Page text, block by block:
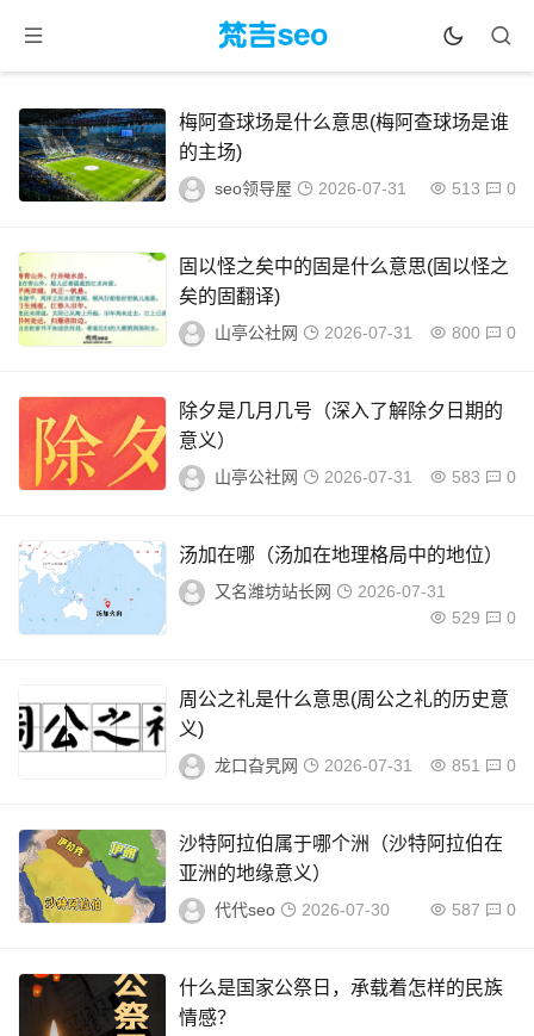
梅阿查球场是什么意思(梅阿查球场是谁
的主场)
seo领导屋 2026-07-31 513 0
固以怪之矣中的固是什么意思(固以怪之
矣的固翻译)
山亭公社网 2026-07-31 800 0
除夕是几月几号（深入了解除夕日期的
意义）
山亭公社网 2026-07-31 583 0
汤加在哪（汤加在地理格局中的地位）
又名潍坊站长网
2026-07-31
529
0
周公之礼是什么意思(周公之礼的历史意
义)
龙口旮旯网 2026-07-31 851 0
沙特阿拉伯属于哪个洲（沙特阿拉伯在
亚洲的地缘意义）
代代seo 2026-07-30 587 0
什么是国家公祭日，承载着怎样的民族
情感？